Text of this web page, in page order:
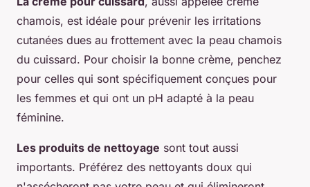
chamois, est idéale pour prévenir les irritations
cutanées dues au frottement avec la peau chamois
du cuissard. Pour choisir la bonne crème, penchez
pour celles qui sont spécifiquement conçues pour
les femmes et qui ont un pH adapté à la peau
féminine.
Les produits de nettoyage sont tout aussi
importants. Préférez des nettoyants doux qui